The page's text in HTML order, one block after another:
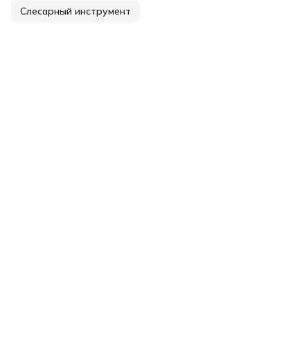
Слесарный инструмент